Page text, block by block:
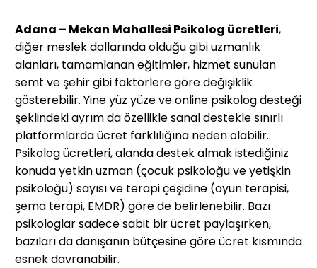
Adana – Mekan Mahallesi Psikolog ücretleri,
diğer meslek dallarında olduğu gibi uzmanlık
alanları, tamamlanan eğitimler, hizmet sunulan
semt ve şehir gibi faktörlere göre değişiklik
gösterebilir. Yine yüz yüze ve online psikolog desteği
şeklindeki ayrım da özellikle sanal destekle sınırlı
platformlarda ücret farklılığına neden olabilir.
Psikolog ücretleri, alanda destek almak istediğiniz
konuda yetkin uzman (çocuk psikoloğu ve yetişkin
psikoloğu) sayısı ve terapi çeşidine (oyun terapisi,
şema terapi, EMDR) göre de belirlenebilir. Bazı
psikologlar sadece sabit bir ücret paylaşırken,
bazıları da danışanın bütçesine göre ücret kısmında
esnek davranabilir.